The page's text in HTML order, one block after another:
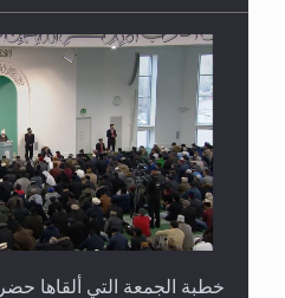
خطبة الجمعة التي ألقاها